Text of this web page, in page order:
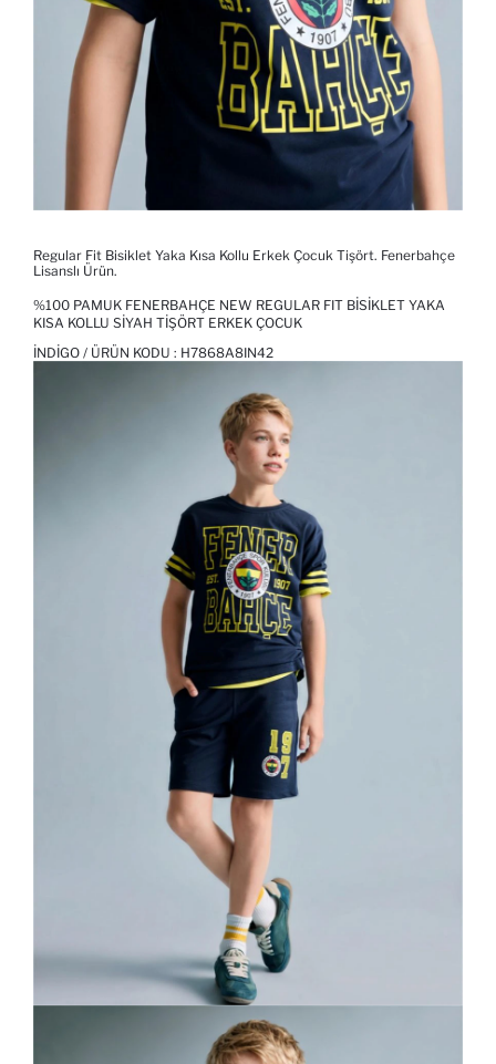
Regular Fit Bisiklet Yaka Kısa Kollu Erkek Çocuk Tişört. Fenerbahçe
Lisanslı Ürün.
%100 PAMUK FENERBAHÇE NEW REGULAR FIT BISIKLET YAKA
KISA KOLLU SIYAH TIŞÖRT ERKEK ÇOCUK
İNDIGO / ÜRÜN KODU : H7868A8IN42